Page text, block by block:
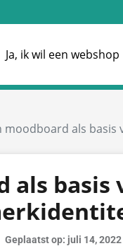
Ja, ik wil een webshop
moodboard als
als
Geplaatst op: juli 14, 2022